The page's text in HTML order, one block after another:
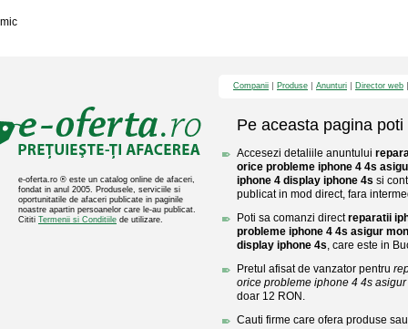
mic
e-oferta.ro ® este un catalog online de afaceri,
fondat in anul 2005. Produsele, serviciile si
oportunitatile de afaceri publicate in paginile
noastre apartin persoanelor care le-au publicat.
Cititi Termenii si Conditiile de utilizare.
Companii Produse Anunturi Director web
Pe aceasta pagina poti
Accesezi detaliile anuntului
orice probleme iphone 4 4s
iphone 4 display iphone 4s si
publicat in mod direct, fara
Poti sa comanzi directreparatii
probleme iphone 4 4s asigur
display iphone 4s, care este in
Pretul afisat de vanzator pentru
orice probleme iphone 4 4s
doar 12 RON.
Cauti firme care ofera produse